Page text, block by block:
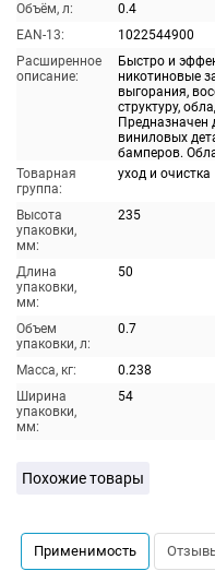
Объём, л:
0.4
EAN-13:
1022544900
Расширенное
описание:
Быстро и
никотиновые
выгорания,
структуру,
Предназначен
виниловых
бамперов.
Товарная
группа:
уход и очистка
Высота
упаковки,
мм:
235
Длина
упаковки,
мм:
50
Объем
упаковки, л:
0.7
Масса, кг:
0.238
Ширина
упаковки,
мм:
54
Похожие товары
Применимость